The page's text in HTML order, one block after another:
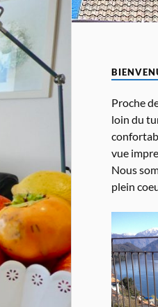
Proche
loin du
vue
Nous
plein